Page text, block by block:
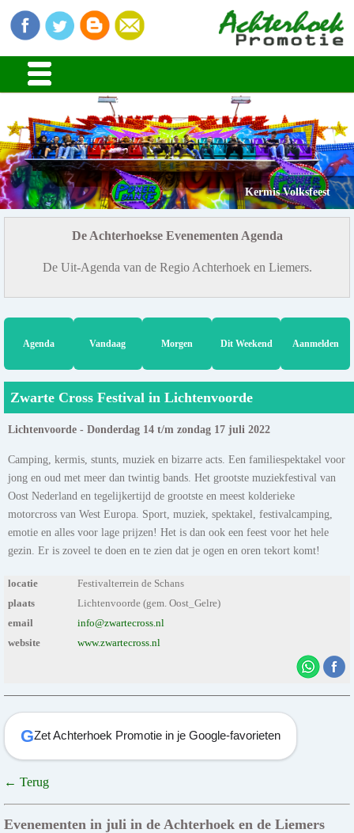
Kermis Volksfeest
De Achterhoekse Evenementen Agenda
De Uit-Agenda van de Regio Achterhoek en Liemers.
Agenda Vandaag Morgen Dit Weekend Aanmelden
Zwarte Cross Festival in Lichtenvoorde
Lichtenvoorde - Donderdag 14 t/m zondag 17 juli 2022
Camping, kermis, stunts, muziek en bizarre acts. Een familiespektakel voor
jong en oud met meer dan twintig bands. Het grootste muziekfestival van
Oost Nederland en tegelijkertijd de grootste en meest kolderieke
motorcross van West Europa. Sport, muziek, spektakel, festivalcamping,
emotie en alles voor lage prijzen! Het is dan ook een feest voor het hele
gezin. Er is zoveel te doen en te zien dat je ogen en oren tekort komt!
locatie
Festivalterrein de Schans
plaats
Lichtenvoorde (gem. Oost_Gelre)
email
info@zwartecross.nl
website
www.zwartecross.nl
GZet Achterhoek Promotie in je Google-favorieten
← Terug
Evenementen in juli in de Achterhoek en de Liemers